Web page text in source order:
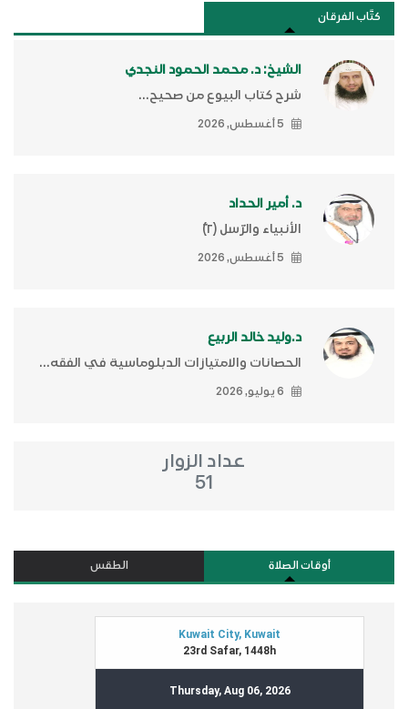
كتَّاب الفرقان
الشيخ: د. محمد الحمود النجدي
شرح كتاب البيوع من صحيح...
5 أغسطس, 2026
د. أمير الحداد
الأنبياء والرّسل (٢)ّ
5 أغسطس, 2026
د.وليد خالد الربيع
الحصانات والامتيازات الدبلوماسية في الفقه...
6 يوليو, 2026
عداد الزوار
51
أوقات الصلاة الطقس